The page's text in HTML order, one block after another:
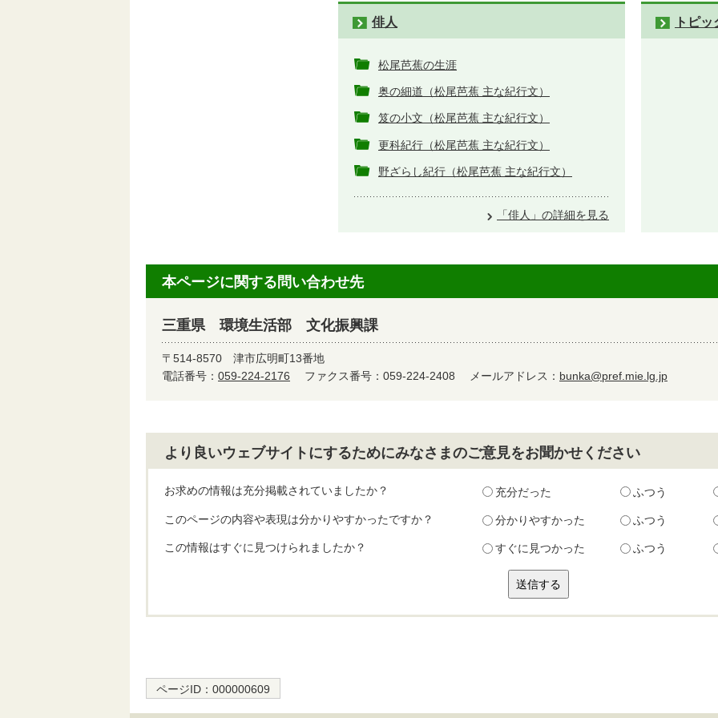
俳人
松尾芭蕉の生涯
奥の細道（松尾芭蕉 主な紀行文）
笈の小文（松尾芭蕉 主な紀行文）
更科紀行（松尾芭蕉 主な紀行文）
野ざらし紀行（松尾芭蕉 主な紀行文）
「俳人」の詳細を見る
トピッ
本ページに関する問い合わせ先
三重県 環境生活部 文化振興課
〒514-8570 津市広明町13番地
電話番号： 059-224-2176 ファクス番号：059-224-2408 メールアドレス： bunka@pref.mie.lg.jp
より良いウェブサイトにするためにみなさまのご意見をお聞かせください
お求めの情報は充分掲載されていましたか？ 充分だった ふつう
このページの内容や表現は分かりやすかったですか？ 分かりやすかった ふつう
この情報はすぐに見つけられましたか？ すぐに見つかった ふつう
ページID： 000000609